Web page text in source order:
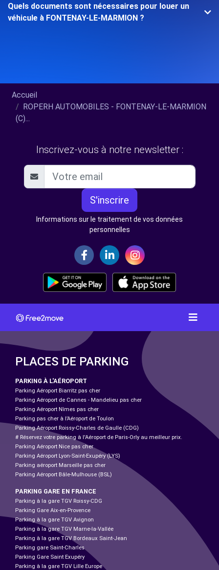
Quels documents sont nécessaires pour louer un
véhicule à FONTENAY-LE-MARMION ?
Accueil
ROPERH AUTOMOBILES - FONTENAY-LE-MARMION
(C)...
Inscrivez-vous à notre newsletter :
S'inscrire
Informations sur le traitement de vos données
personnelles
PLACES DE PARKING
PARKING À L'AÉROPORT
Parking Aéroport Biarritz pas cher
Parking Aéroport de Cannes - Mandelieu pas cher
Parking Aéroport Nîmes pas cher
Parking pas cher à l’Aéroport de Toulon
Parking Aéroport Roissy-Charles de Gaulle (CDG)
# Réservez votre parking à l'Aéroport de Paris-Orly au meilleur prix.
Parking Aéroport Nice pas cher
Parking Aéroport Lyon-Saint-Exupéry (LYS)
Parking aéroport Marseille pas cher
Parking Aéroport Bâle-Mulhouse (BSL)
PARKING GARE EN FRANCE
Parking à la gare TGV Roissy-CDG
Parking Gare Aix-en-Provence
Parking à la gare TGV Avignon
Parking à la gare TGV Marne-la-Vallée
Parking à la gare TGV Bordeaux Saint-Jean
Parking gare Saint-Charles
Parking Gare Saint Exupéry
Parking à la gare TGV Lille Europe